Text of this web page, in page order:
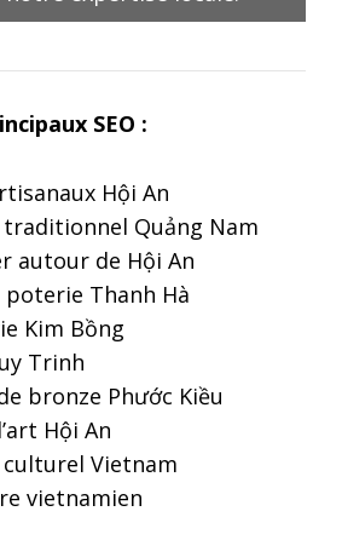
SEO :
Hội An
Quảng Nam
autour de Hội An
poterie Thanh Hà
Kim Bồng
Trinh
bronze Phước Kiều
Hội An
Vietnam
vietnamien